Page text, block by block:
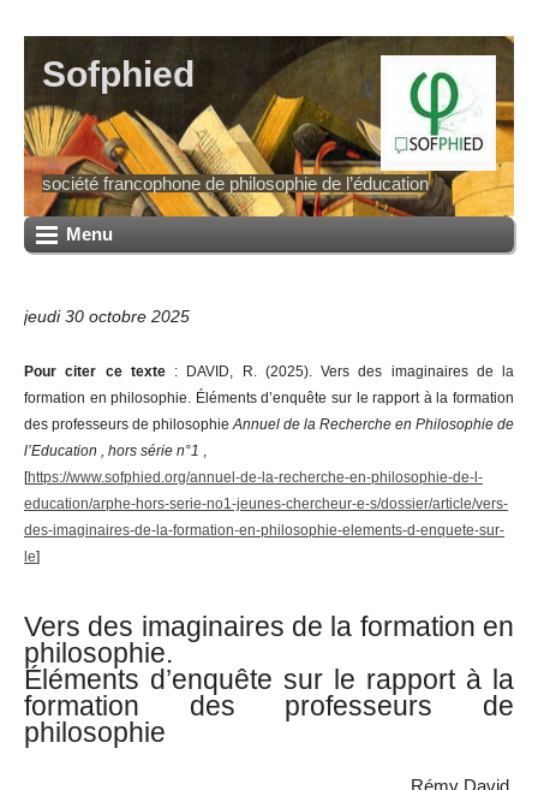
Sofphied
société francophone de philosophie de l’éducation
Menu
jeudi 30 octobre 2025
Pour citer ce texte: DAVID, R. (2025). Vers des imaginaires de la
formation en philosophie. Éléments d’enquête sur le rapport à la formation
des professeurs de philosophie Annuel de la Recherche en Philosophie de
l’Education , hors série n°1
[https://www.sofphied.org/annuel-de-la-recherche-en-philosophie-de-l-
education/arphe-hors-serie-no1-jeunes-chercheur-e-s/dossier/article/vers-
des-imaginaires-de-la-formation-en-philosophie-elements-d-enquete-sur-
le]
Vers des imaginaires de la formation en
philosophie.
Éléments d’enquête sur le rapport à la
formation des professeurs de
philosophie
Rémy David